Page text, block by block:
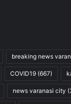
breaking news
COVID19 (667)
news varanasi city